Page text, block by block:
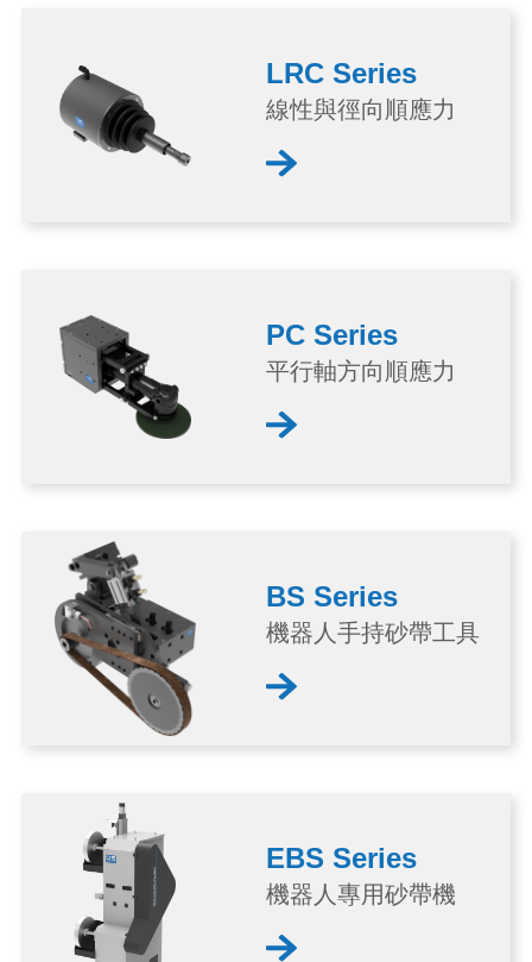
LRC Series
線性與徑向順應力
PC Series
平行軸方向順應力
BS Series
機器人手持砂帶工具
EBS Series
機器人專用砂帶機